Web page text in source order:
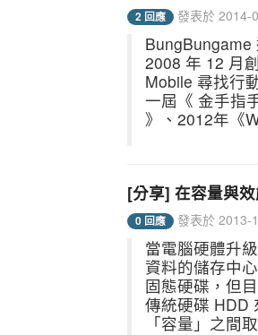
2 回應 發表於 2014-
2008 年 12 月
Mobile 尋找行
一屆《 金手指
》、2012年《
[分享] 在容量與
0 回應 發表於 2013-
當電腦硬體升
資料的儲存中
固態硬碟，但
傳統硬碟 HDD
「容量」之間